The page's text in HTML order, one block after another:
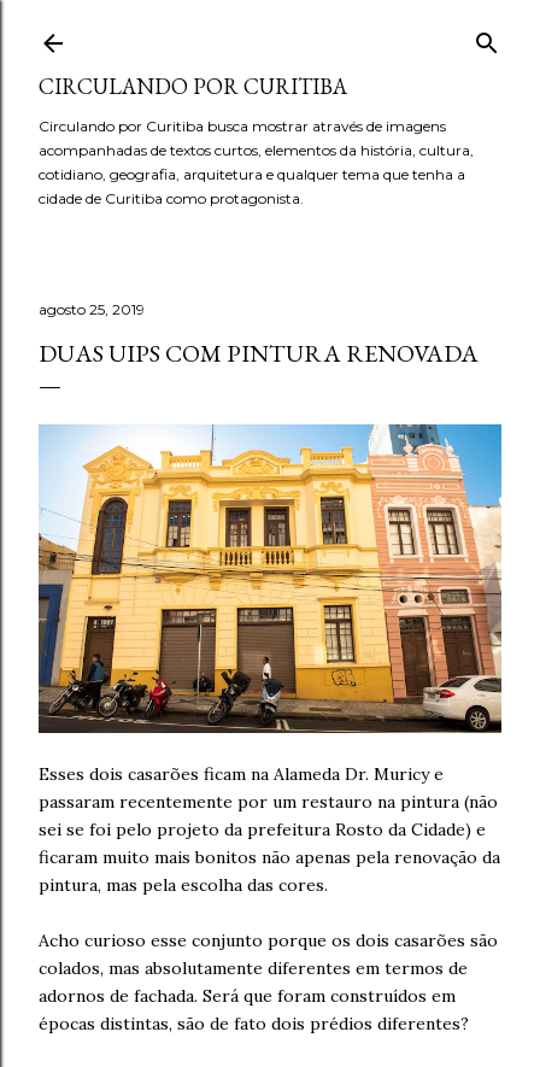
CIRCULANDO POR CURITIBA
Circulando por Curitiba busca mostrar através de imagens
acompanhadas de textos curtos, elementos da história, cultura,
cotidiano, geografia, arquitetura e qualquer tema que tenha a
cidade de Curitiba como protagonista.
agosto 25, 2019
DUAS UIPS COM PINTURA RENOVADA
Esses dois casarões ficam na Alameda Dr. Muricy e
passaram recentemente por um restauro na pintura (não
sei se foi pelo projeto da prefeitura Rosto da Cidade) e
ficaram muito mais bonitos não apenas pela renovação da
pintura, mas pela escolha das cores.
Acho curioso esse conjunto porque os dois casarões são
colados, mas absolutamente diferentes em termos de
adornos de fachada. Será que foram construídos em
épocas distintas, são de fato dois prédios diferentes?